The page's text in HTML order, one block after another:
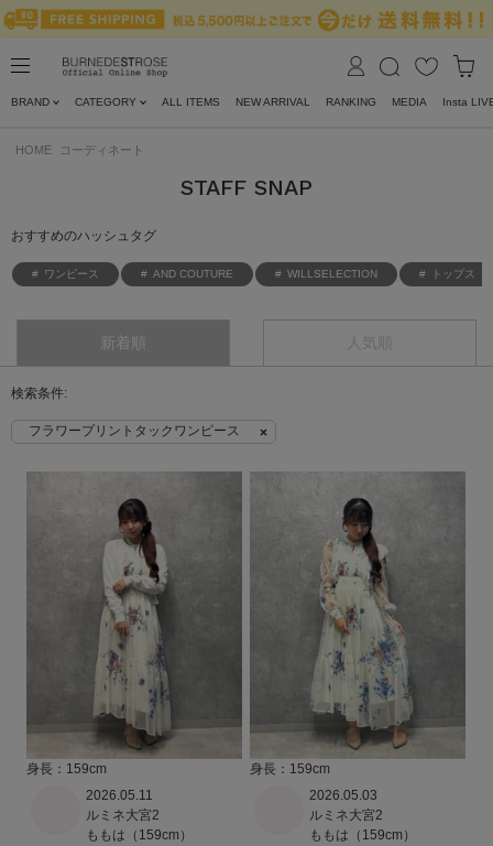
BRAND CATEGORY ALL ITEMS NEW ARRIVAL RANKING MEDIA Insta
HOME コーディネート
STAFF SNAP
おすすめのハッシュタグ
ワンピース AND COUTURE WILLSELECTION トップス
新着順 人気順
フラワープリントタックワンピース
身長：159cm
2026.05.11
ルミネ大宮2
ももは（159cm）
身長：159cm
2026.05.03
ルミネ大宮2
ももは（159cm）